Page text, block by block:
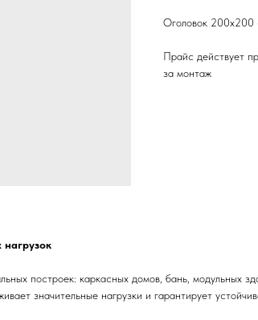
Оголовок 200х200
Прайс действует
за монтаж
построек: каркасных домов, бань, модульных
значительные нагрузки и гарантирует